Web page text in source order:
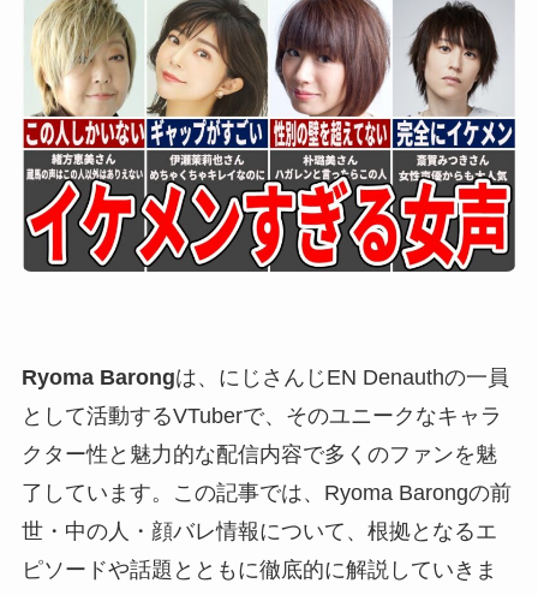
Ryoma Barongは、にじさんじEN Denauthの一員
として活動するVTuberで、そのユニークなキャラ
クター性と魅力的な配信内容で多くのファンを魅
了しています。この記事では、Ryoma Barongの前
世・中の人・顔バレ情報について、根拠となるエ
ピソードや話題とともに徹底的に解説していきま